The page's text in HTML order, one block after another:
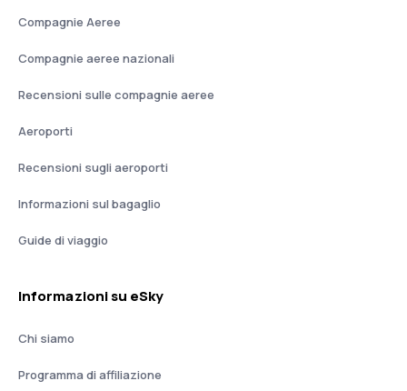
Compagnie Aeree
Compagnie aeree nazionali
Recensioni sulle compagnie aeree
Aeroporti
Recensioni sugli aeroporti
Informazioni sul bagaglio
Guide di viaggio
Informazioni su eSky
Chi siamo
Programma di affiliazione